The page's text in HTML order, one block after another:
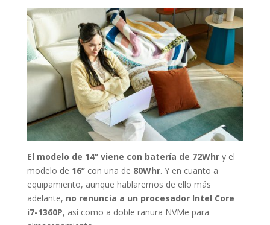
El modelo de 14’’ viene con batería de 72Whry el
modelo de 16’’con una de 80Whr. Y en cuanto a
equipamiento, aunque hablaremos de ello más
adelante, no renuncia a un procesador Intel Core
i7-1360P, así como a doble ranura NVMe para